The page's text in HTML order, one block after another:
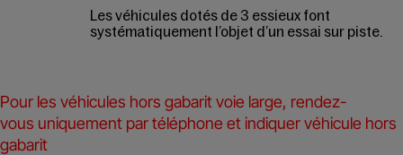
Les véhicules dotés de 3 essieux font
systématiquement l’objet d’un essai sur piste.
Pour les véhicules hors gabarit voie large, rendez-
vous uniquement par téléphone et indiquer véhicule hors
gabarit